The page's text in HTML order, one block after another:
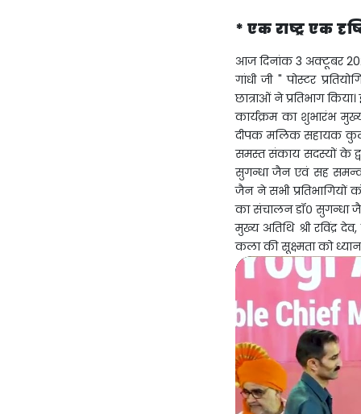
* एक राष्ट्र एक
आज दिनांक 3 अक्टूबर
गांधी जी " पोस्टर
छात्राओं ने प्रतिभाग
कार्यक्रम का शुभारंभ मुख्य
दीपक मलिक सहायक
समस्त संकाय सदस्यों के
सुगन्धा जैन एवं सह
जैन ने सभी प्रतिभागियों
का संचालन डॉ० सुगन्धा
मुख्य अतिथि श्री रविंद्र
कला की सूक्ष्मता को